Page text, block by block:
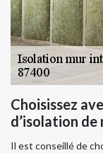
Choisissez
d’isolation de
Il est conseillé de